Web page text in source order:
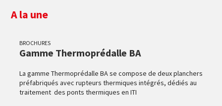
A la une
BROCHURES
Gamme Thermoprédalle BA
La gamme Thermoprédalle BA se compose de deux planchers
préfabriqués avec rupteurs thermiques intégrés, dédiés au
traitement des ponts thermiques en ITI